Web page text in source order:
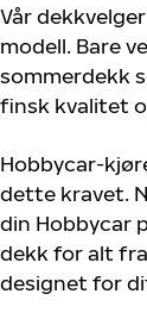
Vår
modell. Bare
sommerdekk
finsk kvalitet
Hobbycar-
dette kravet.
din Hobbycar
dekk for alt
designet for